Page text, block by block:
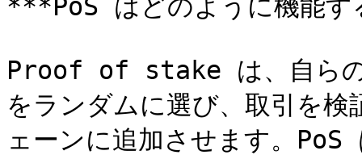
***PoS はどのように機能
Proof of stake は、自ら
をランダムに選び、取引を
ェーンに追加させます。